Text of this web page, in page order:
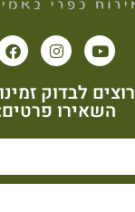
רוצים לבדוק
השאירו